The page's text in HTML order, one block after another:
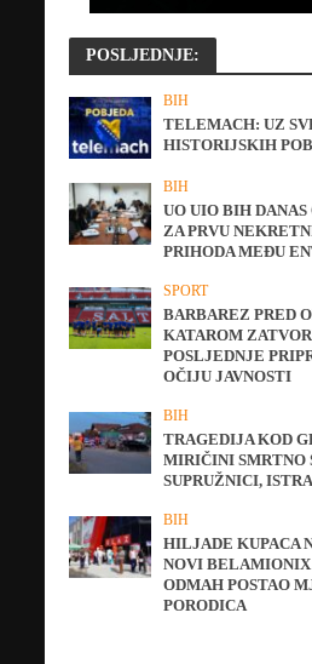
POSLJEDNJE:
BIH
TELEMACH: UZ
HISTORIJSKIH
BIH
UO UIO BIH DANAS
ZA PRVU
PRIHODA MEĐU
SPORT
BARBAREZ PRED
KATAROM
POSLJEDNJE
OČIJU JAVNOSTI
BIH
TRAGEDIJA KOD
MIRIČINI SMRTNO
SUPRUŽNICI,
BIH
HILJADE KUPACA
NOVI
ODMAH POSTAO
PORODICA